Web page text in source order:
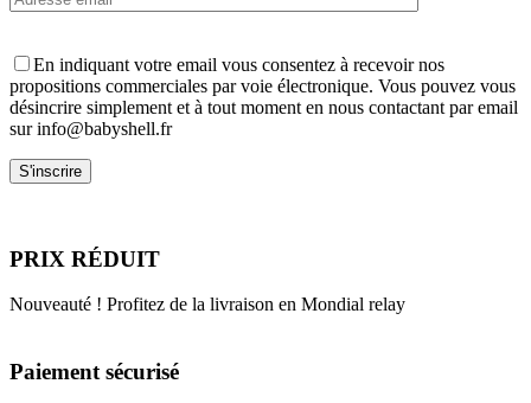
En indiquant votre email vous consentez à recevoir nos
propositions commerciales par voie électronique. Vous pouvez vous
désincrire simplement et à tout moment en nous contactant par email
sur info@babyshell.fr
PRIX RÉDUIT
Nouveauté ! Profitez de la livraison en Mondial relay
Paiement sécurisé